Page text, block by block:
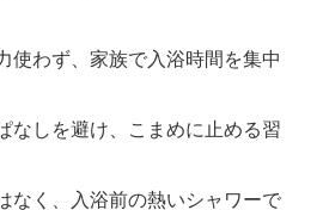
使わず、家族で入浴時間を集中
なしを避け、こまめに止める習
なく、入浴前の熱いシャワーで